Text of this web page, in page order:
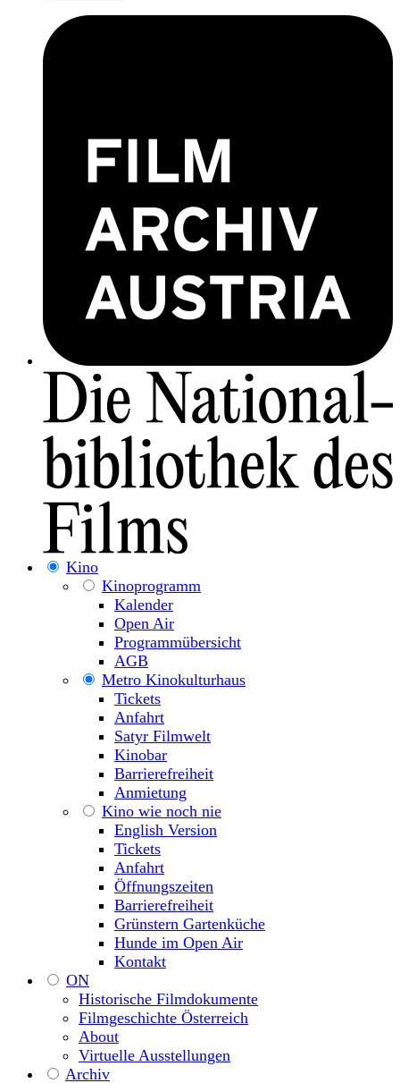
Kino
Kinoprogramm
Kalender
Open Air
Programmübersicht
AGB
Metro Kinokulturhaus
Tickets
Anfahrt
Satyr Filmwelt
Kinobar
Barrierefreiheit
Anmietung
Kino wie noch nie
English Version
Tickets
Anfahrt
Öffnungszeiten
Barrierefreiheit
Grünstern Gartenküche
Hunde im Open Air
Kontakt
ON
Historische Filmdokumente
Filmgeschichte Österreich
About
Virtuelle Ausstellungen
Archiv